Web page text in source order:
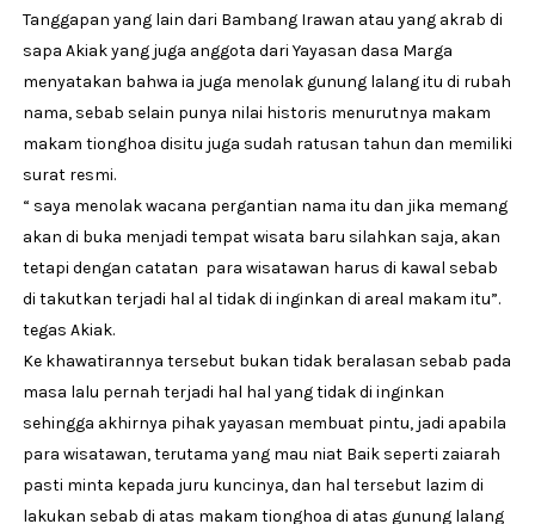
Tanggapan yang lain dari Bambang Irawan atau yang akrab di
sapa Akiak yang juga anggota dari Yayasan dasa Marga
menyatakan bahwa ia juga menolak gunung lalang itu di rubah
nama, sebab selain punya nilai historis menurutnya makam
makam tionghoa disitu juga sudah ratusan tahun dan memiliki
surat resmi.
“ saya menolak wacana pergantian nama itu dan jika memang
akan di buka menjadi tempat wisata baru silahkan saja, akan
tetapi dengan catatan para wisatawan harus di kawal sebab
di takutkan terjadi hal al tidak di inginkan di areal makam itu”.
tegas Akiak.
Ke khawatirannya tersebut bukan tidak beralasan sebab pada
masa lalu pernah terjadi hal hal yang tidak di inginkan
sehingga akhirnya pihak yayasan membuat pintu, jadi apabila
para wisatawan, terutama yang mau niat Baik seperti zaiarah
pasti minta kepada juru kuncinya, dan hal tersebut lazim di
lakukan sebab di atas makam tionghoa di atas gunung lalang